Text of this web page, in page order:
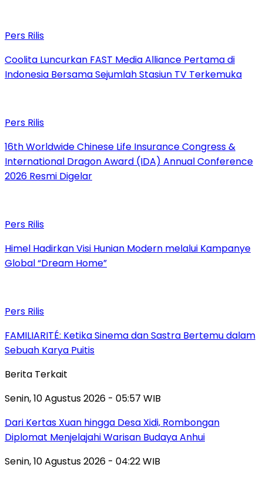
Pers Rilis
Coolita Luncurkan FAST Media Alliance Pertama di
Indonesia Bersama Sejumlah Stasiun TV Terkemuka
Pers Rilis
16th Worldwide Chinese Life Insurance Congress &
International Dragon Award (IDA) Annual Conference
2026 Resmi Digelar
Pers Rilis
Himel Hadirkan Visi Hunian Modern melalui Kampanye
Global “Dream Home”
Pers Rilis
FAMILIARITÉ: Ketika Sinema dan Sastra Bertemu dalam
Sebuah Karya Puitis
Berita Terkait
Senin, 10 Agustus 2026 - 05:57 WIB
Dari Kertas Xuan hingga Desa Xidi, Rombongan
Diplomat Menjelajahi Warisan Budaya Anhui
Senin, 10 Agustus 2026 - 04:22 WIB